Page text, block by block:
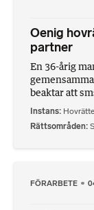
Oenig
partner
En 36-årig
beaktar att
Instans
Rättsområden
FÖRARBETE